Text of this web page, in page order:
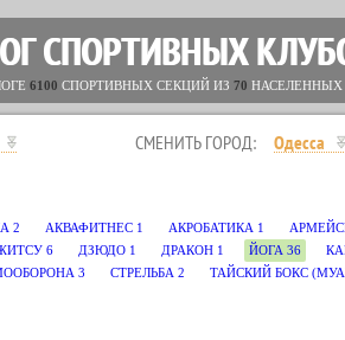
СПОРТИВНЫХ
6100 СПОРТИВНЫХ СЕКЦИЙ ИЗ 70 НАСЕЛЕННЫХ
СМЕНИТЬ ГОРОД: Одесса
2 АКВАФИТНЕС 1 АКРОБАТИКА 1
6 ДЗЮДО 1 ДРАКОН 1 ЙОГА 36
3 СТРЕЛЬБА 2 ТАЙСКИЙ БОКС